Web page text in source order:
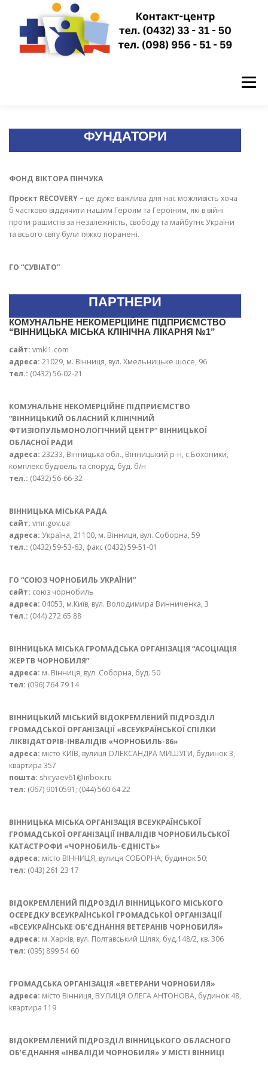
вмісту
Меню
ГОЛОВНА НОВИНИ ПРО НАС
ЗАПИСАТИСЬ НА ПРИЙОМ КОНТАКТИ
ФУНДАТОРИ
ФОНД ВІКТОРА ПІНЧУКА
Проєкт RECOVERY – це дуже важлива для нас можливість хоча
б частково віддячити нашим Героям та Героїням, які в війні
проти рашистів за незалежність, свободу та майбутнє України
та всього світу були тяжко поранені.
ГО “СУВІАТО”
ПАРТНЕРИ
КОМУНАЛЬНЕ НЕКОМЕРЦІЙНЕ ПІДПРИЄМСТВО
“ВІННИЦЬКА МІСЬКА КЛІНІЧНА ЛІКАРНЯ №1”
сайт: vmkl1.com
адреса: 21029, м. Вінниця, вул. Хмельницьке шосе, 96
тел.: (0432) 56-02-21
КОМУНАЛЬНЕ НЕКОМЕРЦІЙНЕ ПІДПРИЄМСТВО
“ВІННИЦЬКИЙ ОБЛАСНИЙ КЛІНІЧНИЙ
ФТИЗІОПУЛЬМОНОЛОГІЧНИЙ ЦЕНТР” ВІННИЦЬКОЇ
ОБЛАСНОЇ РАДИ
адреса: 23233, Вінницька обл., Вінницький р-н, с.Бохоники,
комплекс будівель та споруд, буд. б/н
тел.: (0432) 56-66-32
ВІННИЦЬКА МІСЬКА РАДА
сайт: vmr.gov.ua
адреса: Україна, 21100, м. Вінниця, вул. Соборна, 59
тел.: (0432) 59-53-63, факс (0432) 59-51-01
ГО “СОЮЗ ЧОРНОБИЛЬ УКРАЇНИ”
сайт: союз чорнобиль
адреса: 04053, м.Київ, вул. Володимира Винниченка, 3
тел.: (044) 272 65 88
ВІННИЦЬКА МІСЬКА ГРОМАДСЬКА ОРГАНІЗАЦІЯ “АСОЦІАЦІЯ
ЖЕРТВ ЧОРНОБИЛЯ”
адреса: м. Вінниця, вул. Соборна, буд. 50
тел: (096) 764 79 14
ВІННИЦЬКИЙ МІСЬКИЙ ВІДОКРЕМЛЕНИЙ ПІДРОЗДІЛ
ГРОМАДСЬКОЇ ОРГАНІЗАЦІЇ «ВСЕУКРАЇНСЬКОЇ СПІЛКИ
ЛІКВІДАТОРІВ-ІНВАЛІДІВ «ЧОРНОБИЛЬ-86»
адреса: місто КИЇВ, вулиця ОЛЕКСАНДРА МИШУГИ, будинок 3,
квартира 357
пошта: shiryaev61@inbox.ru
тел: (067) 9010591; (044) 560 64 22
ВІННИЦЬКА МІСЬКА ОРГАНІЗАЦІЯ ВСЕУКРАЇНСЬКОЇ
ГРОМАДСЬКОЇ ОРГАНІЗАЦІЇ ІНВАЛІДІВ ЧОРНОБИЛЬСЬКОЇ
КАТАСТРОФИ «ЧОРНОБИЛЬ-ЄДНІСТЬ»
адреса: місто ВІННИЦЯ, вулиця СОБОРНА, будинок 50;
тел: (043) 261 23 17
ВІДОКРЕМЛЕНИЙ ПІДРОЗДІЛ ВІННИЦЬКОГО МІСЬКОГО
ОСЕРЕДКУ ВСЕУКРАЇНСЬКОЇ ГРОМАДСЬКОЇ ОРГАНІЗАЦІЇ
«ВСЕУКРАЇНСЬКЕ ОБ’ЄДНАННЯ ВЕТЕРАНІВ ЧОРНОБИЛЯ»
адреса: м. Харків, вул. Полтавський Шлях, буд.148/2, кв. 306
тел: (095) 899 54 60
ГРОМАДСЬКА ОРГАНІЗАЦІЯ «ВЕТЕРАНИ ЧОРНОБИЛЯ»
адреса: місто Вінниця, ВУЛИЦЯ ОЛЕГА АНТОНОВА, будинок 48,
квартира 119
ВІДОКРЕМЛЕНИЙ ПІДРОЗДІЛ ВІННИЦЬКОГО ОБЛАСНОГО
ОБ’ЄДНАННЯ «ІНВАЛІДИ ЧОРНОБИЛЯ» У МІСТІ ВІННИЦІ